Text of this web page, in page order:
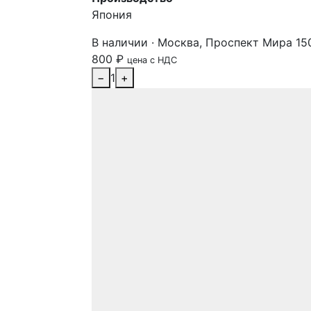
Япония
В наличии · Москва, Проспект Мира
800 ₽ цена с НДС
− 1 +